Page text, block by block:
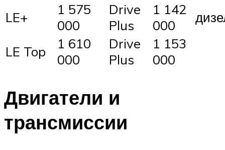
LE+
1 575
000
Drive
Plus
1 142
000
LE Top
1 610
000
Drive
Plus
1 153
000
Двигатели и
трансмиссии